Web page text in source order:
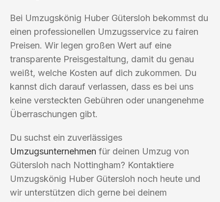
Bei Umzugskönig Huber Gütersloh bekommst du
einen professionellen Umzugsservice zu fairen
Preisen. Wir legen großen Wert auf eine
transparente Preisgestaltung, damit du genau
weißt, welche Kosten auf dich zukommen. Du
kannst dich darauf verlassen, dass es bei uns
keine versteckten Gebühren oder unangenehme
Überraschungen gibt.
Du suchst ein zuverlässiges
Umzugsunternehmen für deinen Umzug von
Gütersloh nach Nottingham? Kontaktiere
Umzugskönig Huber Gütersloh noch heute und
wir unterstützen dich gerne bei deinem